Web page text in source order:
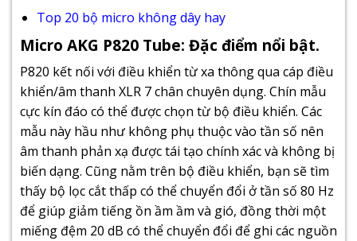
Top 20 bộ micro không dây hay
Micro AKG P820 Tube: Đặc điểm nổi bật.
P820 ​​kết nối với điều khiển từ xa thông qua cáp điều
khiển/âm thanh XLR 7 chân chuyên dụng. Chín mẫu
cực kín đáo có thể được chọn từ bộ điều khiển. Các
mẫu này hầu như không phụ thuộc vào tần số nên
âm thanh phản xạ được tái tạo chính xác và không bị
biến dạng. Cũng nằm trên bộ điều khiển, bạn sẽ tìm
thấy bộ lọc cắt thấp có thể chuyển đổi ở tần số 80 Hz
để giúp giảm tiếng ồn ầm ầm và gió, đồng thời một
miếng đệm 20 dB có thể chuyển đổi để ghi các nguồn